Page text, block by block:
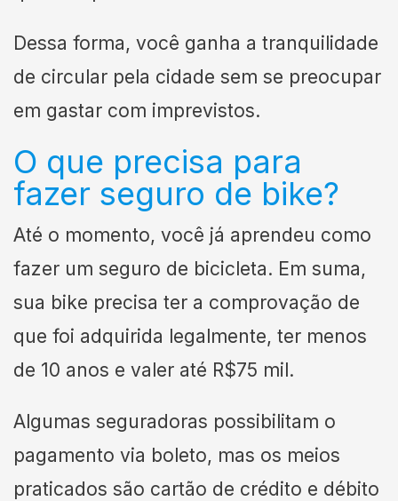
Dessa forma, você ganha a tranquilidade
de circular pela cidade sem se preocupar
em gastar com imprevistos.
O que precisa para
fazer seguro de bike?
Até o momento, você já aprendeu como
fazer um seguro de bicicleta. Em suma,
sua bike precisa ter a comprovação de
que foi adquirida legalmente, ter menos
de 10 anos e valer até R$75 mil.
Algumas seguradoras possibilitam o
pagamento via boleto, mas os meios
praticados são cartão de crédito e débito